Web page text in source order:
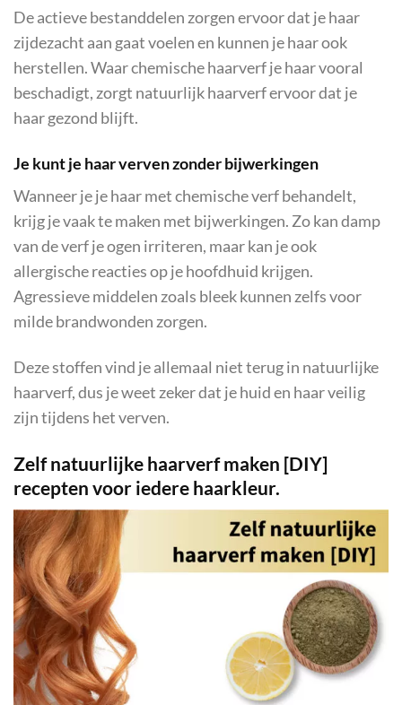
De actieve bestanddelen zorgen ervoor dat je haar
zijdezacht aan gaat voelen en kunnen je haar ook
herstellen. Waar chemische haarverf je haar vooral
beschadigt, zorgt natuurlijk haarverf ervoor dat je
haar gezond blijft.
Je kunt je haar verven zonder bijwerkingen
Wanneer je je haar met chemische verf behandelt,
krijg je vaak te maken met bijwerkingen. Zo kan damp
van de verf je ogen irriteren, maar kan je ook
allergische reacties op je hoofdhuid krijgen.
Agressieve middelen zoals bleek kunnen zelfs voor
milde brandwonden zorgen.
Deze stoffen vind je allemaal niet terug in natuurlijke
haarverf, dus je weet zeker dat je huid en haar veilig
zijn tijdens het verven.
Zelf natuurlijke haarverf maken [DIY]
recepten voor iedere haarkleur.